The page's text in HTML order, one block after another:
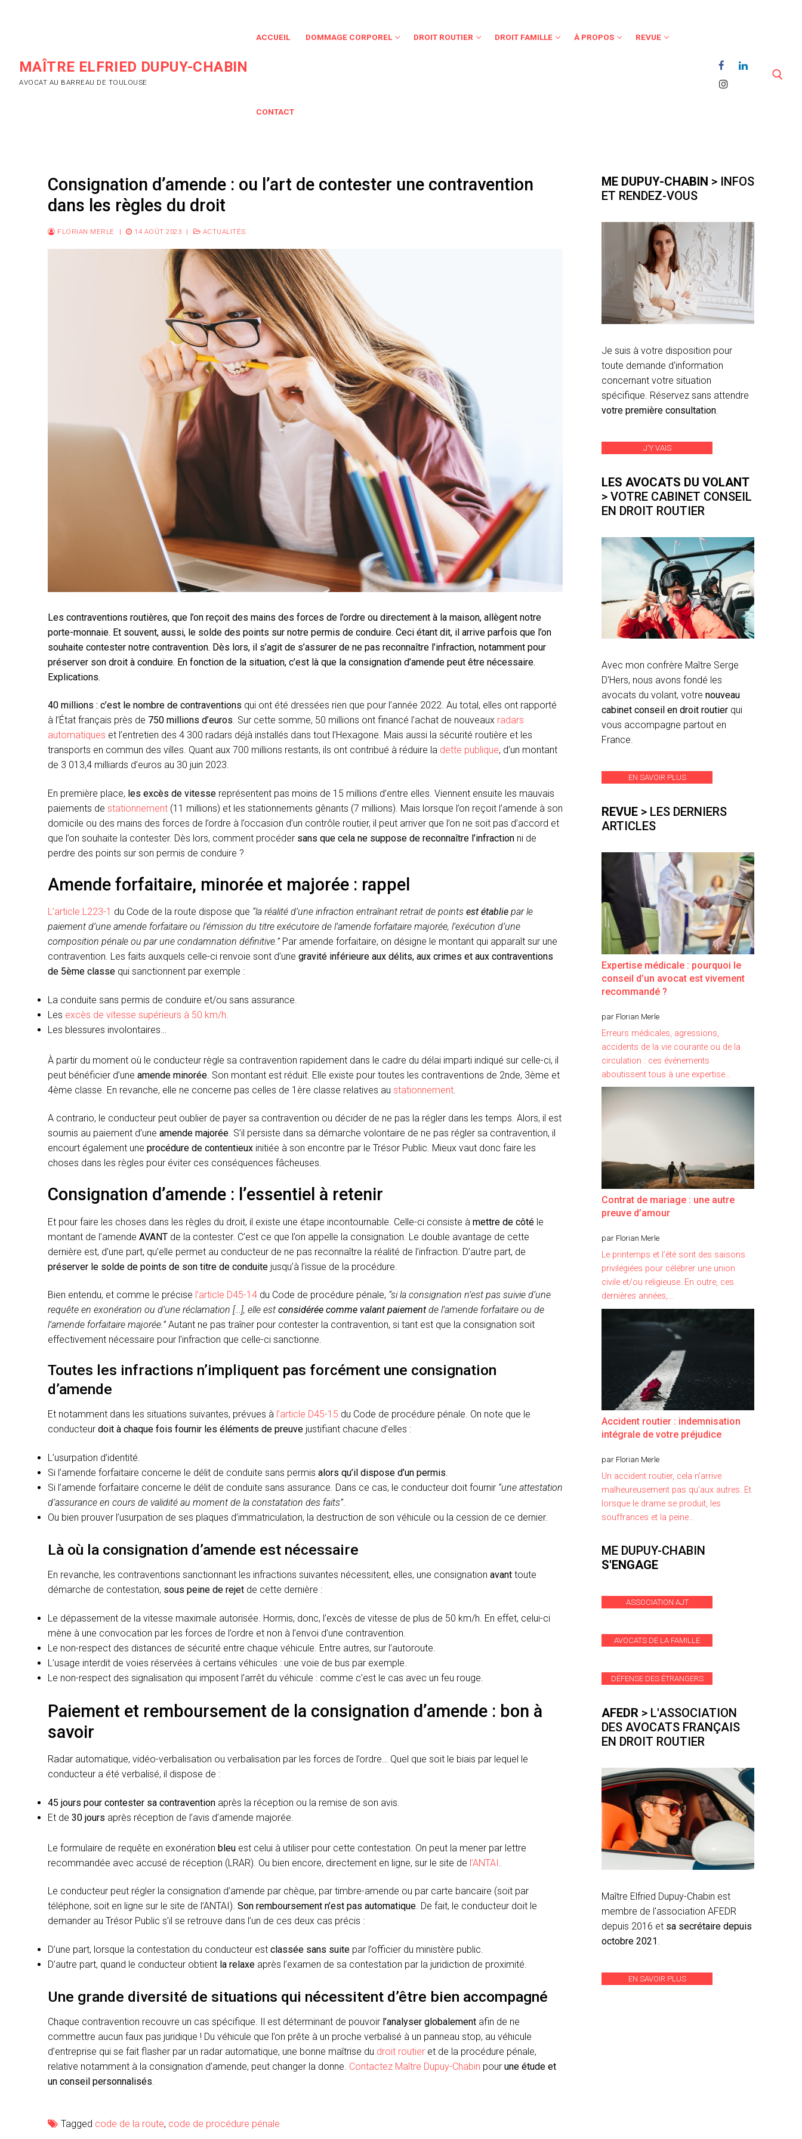
MAÎTRE ELFRIED DUPUY-CHABIN
AVOCAT AU BARREAU DE TOULOUSE
ACCUEIL DOMMAGE CORPOREL DROIT ROUTIER DROIT FAMILLE À PROPOS REVUE
CONTACT
Consignation d’amende : ou l’art de contester une contravention
dans les règles du droit
FLORIAN MERLE | 14 AOÛT 2023 | ACTUALITÉS
Les contraventions routières, que l’on reçoit des mains des forces de l’ordre ou directement à la maison, allègent notre
porte-monnaie. Et souvent, aussi, le solde des points sur notre permis de conduire. Ceci étant dit, il arrive parfois que l’on
souhaite contester notre contravention. Dès lors, il s’agit de s’assurer de ne pas reconnaître l’infraction, notamment pour
préserver son droit à conduire. En fonction de la situation, c’est là que la consignation d’amende peut être nécessaire.
Explications.
40 millions : c’est le nombre de contraventions qui ont été dressées rien que pour l’année 2022. Au total, elles ont rapporté
à l’État français près de 750 millions d’euros. Sur cette somme, 50 millions ont financé l’achat de nouveaux radars
automatiques et l’entretien des 4 300 radars déjà installés dans tout l’Hexagone. Mais aussi la sécurité routière et les
transports en commun des villes. Quant aux 700 millions restants, ils ont contribué à réduire la dette publique, d’un montant
de 3 013,4 milliards d’euros au 30 juin 2023.
En première place, les excès de vitesse représentent pas moins de 15 millions d’entre elles. Viennent ensuite les mauvais
paiements de stationnement (11 millions) et les stationnements gênants (7 millions). Mais lorsque l’on reçoit l’amende à son
domicile ou des mains des forces de l’ordre à l’occasion d’un contrôle routier, il peut arriver que l’on ne soit pas d’accord et
que l’on souhaite la contester. Dès lors, comment procéder sans que cela ne suppose de reconnaître l’infraction ni de
perdre des points sur son permis de conduire ?
Amende forfaitaire, minorée et majorée : rappel
L’article L223-1 du Code de la route dispose que “la réalité d’une infraction entraînant retrait de points est établie par le
paiement d’une amende forfaitaire ou l’émission du titre exécutoire de l’amende forfaitaire majorée, l’exécution d’une
composition pénale ou par une condamnation définitive.”Par amende forfaitaire, on désigne le montant qui apparaît sur une
contravention. Les faits auxquels celle-ci renvoie sont d’une gravité inférieure aux délits, aux crimes et aux contraventions
de 5ème classe qui sanctionnent par exemple :
La conduite sans permis de conduire et/ou sans assurance.
Les excès de vitesse supérieurs à 50 km/h.
Les blessures involontaires…
À partir du moment où le conducteur règle sa contravention rapidement dans le cadre du délai imparti indiqué sur celle-ci, il
peut bénéficier d’une amende minorée . Son montant est réduit. Elle existe pour toutes les contraventions de 2nde, 3ème et
4ème classe. En revanche, elle ne concerne pas celles de 1ère classe relatives au stationnement
A contrario, le conducteur peut oublier de payer sa contravention ou décider de ne pas la régler dans les temps. Alors, il est
soumis au paiement d’une amende majorée. S’il persiste dans sa démarche volontaire de ne pas régler sa contravention, il
encourt également une procédure de contentieux initiée à son encontre par le Trésor Public. Mieux vaut donc faire les
choses dans les règles pour éviter ces conséquences fâcheuses.
Consignation d’amende : l’essentiel à retenir
Et pour faire les choses dans les règles du droit, il existe une étape incontournable. Celle-ci consiste à mettre de côté le
montant de l’amende AVANT de la contester. C’est ce que l’on appelle la consignation. Le double avantage de cette
dernière est, d’une part, qu’elle permet au conducteur de ne pas reconnaître la réalité de l’infraction. D’autre part, de
préserver le solde de points de son titre de conduite jusqu’à l’issue de la procédure.
Bien entendu, et comme le précise l’article D45-14 du Code de procédure pénale, “si la consignation n’est pas suivie d’une
requête en exonération ou d’une réclamation […], elle est considérée comme valant paiement de l’amende forfaitaire ou de
l’amende forfaitaire majorée.”Autant ne pas traîner pour contester la contravention, si tant est que la consignation soit
effectivement nécessaire pour l’infraction que celle-ci sanctionne.
Toutes les infractions n’impliquent pas forcément une consignation
d’amende
Et notamment dans les situations suivantes, prévues à l’article D45-15 du Code de procédure pénale. On note que le
conducteur doit à chaque fois fournir les éléments de preuve justifiant chacune d’elles :
L’usurpation d’identité.
Si l’amende forfaitaire concerne le délit de conduite sans permis alors qu’il dispose d’un permis.
Si l’amende forfaitaire concerne le délit de conduite sans assurance. Dans ce cas, le conducteur doit fournir “une attestation
d’assurance en cours de validité au moment de la constatation des faits”.
Ou bien prouver l’usurpation de ses plaques d’immatriculation, la destruction de son véhicule ou la cession de ce dernier.
Là où la consignation d’amende est nécessaire
En revanche, les contraventions sanctionnant les infractions suivantes nécessitent, elles, une consignation avant toute
démarche de contestation, sous peine de rejet de cette dernière :
Le dépassement de la vitesse maximale autorisée. Hormis, donc, l’excès de vitesse de plus de 50 km/h. En effet, celui-ci
mène à une convocation par les forces de l’ordre et non à l’envoi d’une contravention.
Le non-respect des distances de sécurité entre chaque véhicule. Entre autres, sur l’autoroute.
L’usage interdit de voies réservées à certains véhicules : une voie de bus par exemple.
Le non-respect des signalisation qui imposent l’arrêt du véhicule : comme c’est le cas avec un feu rouge.
Paiement et remboursement de la consignation d’amende : bon à
savoir
Radar automatique, vidéo-verbalisation ou verbalisation par les forces de l’ordre… Quel que soit le biais par lequel le
conducteur a été verbalisé, il dispose de :
45 jours pour contester sa contravention après la réception ou la remise de son avis.
Et de 30 jours après réception de l’avis d’amende majorée.
Le formulaire de requête en exonération bleu est celui à utiliser pour cette contestation. On peut la mener par lettre
recommandée avec accusé de réception (LRAR). Ou bien encore, directement en ligne, sur le site de l’ANTAI
Le conducteur peut régler la consignation d’amende par chèque, par timbre-amende ou par carte bancaire (soit par
téléphone, soit en ligne sur le site de l’ANTAI). Son remboursement n’est pas automatique. De fait, le conducteur doit le
demander au Trésor Public s’il se retrouve dans l’un de ces deux cas précis :
D’une part, lorsque la contestation du conducteur est classée sans suite par l’officier du ministère public.
D’autre part, quand le conducteur obtient la relaxe après l’examen de sa contestation par la juridiction de proximité.
Une grande diversité de situations qui nécessitent d’être bien accompagné
Chaque contravention recouvre un cas spécifique. Il est déterminant de pouvoir l’analyser globalement afin de ne
commettre aucun faux pas juridique ! Du véhicule que l’on prête à un proche verbalisé à un panneau stop, au véhicule
d’entreprise qui se fait flasher par un radar automatique, une bonne maîtrise du droit routier et de la procédure pénale,
relative notamment à la consignation d’amende, peut changer la donne. Contactez Maître Dupuy-Chabin pour une étude et
un conseil personnalisés.
Tagged code de la route, code de procédure pénale
ME DUPUY-CHABIN > INFOS
ET RENDEZ-VOUS
Je suis à votre disposition pour
toute demande d'information
concernant votre situation
spécifique. Réservez sans attendre
votre première consultation
J'Y VAIS
LES AVOCATS DU VOLANT
> VOTRE CABINET CONSEIL
EN DROIT ROUTIER
Avec mon confrère Maître Serge
D'Hers, nous avons fondé les
avocats du volant, votre nouveau
cabinet conseil en droit routier qui
vous accompagne partout en
France.
EN SAVOIR PLUS
REVUE > LES DERNIERS
ARTICLES
Expertise médicale : pourquoi le
conseil d’un avocat est vivement
recommandé ?
par Florian Merle
Erreurs médicales, agressions,
accidents de la vie courante ou de la
circulation : ces événements
aboutissent tous à une expertise…
Contrat de mariage : une autre
preuve d’amour
par Florian Merle
Le printemps et l’été sont des saisons
privilégiées pour célébrer une union
civile et/ou religieuse. En outre, ces
dernières années,…
Accident routier : indemnisation
intégrale de votre préjudice
par Florian Merle
Un accident routier, cela n’arrive
malheureusement pas qu’aux autres. Et
lorsque le drame se produit, les
souffrances et la peine…
ME DUPUY-CHABIN
S'ENGAGE
ASSOCIATION AJT
AVOCATS DE LA FAMILLE
DÉFENSE DES ÉTRANGERS
AFEDR > L'ASSOCIATION
DES AVOCATS FRANÇAIS
EN DROIT ROUTIER
Maître Elfried Dupuy-Chabin est
membre de l'association AFEDR
depuis 2016 et sa secrétaire depuis
octobre 2021.
EN SAVOIR PLUS